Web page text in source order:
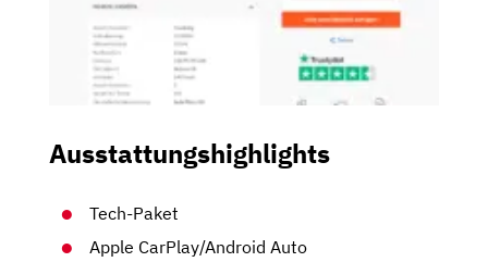
Ausstattungshighlights
Tech-Paket
Apple CarPlay/Android Auto